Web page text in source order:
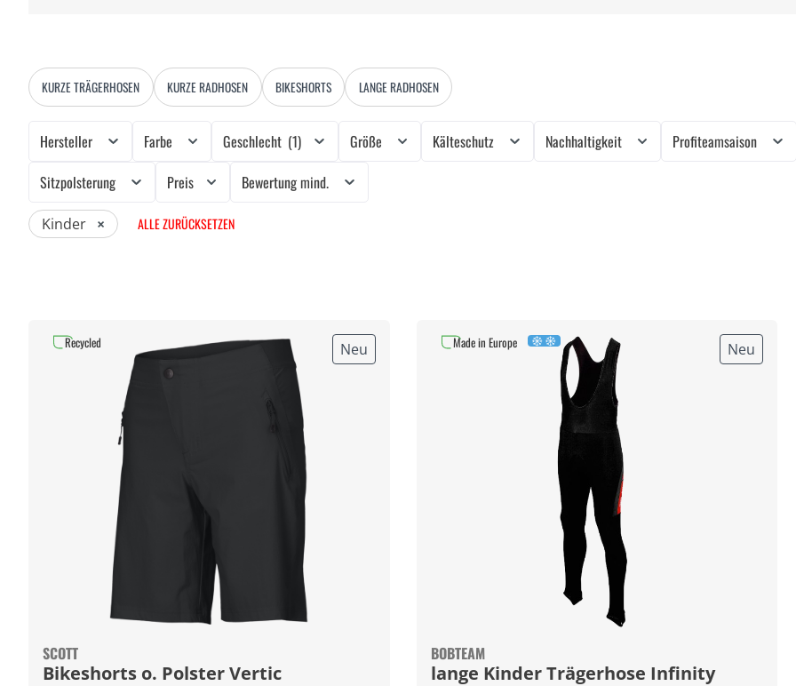
KURZE TRÄGERHOSEN KURZE RADHOSEN BIKESHORTS LANGE RADHOSEN
Hersteller Farbe Geschlecht (1) Größe Kälteschutz Nachhaltigkeit
Profiteamsaison
Sitzpolsterung
Preis Bewertung mind.
Kinder × ALLE ZURÜCKSETZEN
Neu
SCOTT
Bikeshorts o. Polster Vertic
Recycled Neu
BOBTEAM
lange Kinder Trägerhose Infinity
Made in Europe